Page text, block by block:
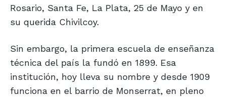
Rosario, Santa Fe, La Plata, 25 de Mayo y en
su querida Chivilcoy.
Sin embargo, la primera escuela de enseñanza
técnica del país la fundó en 1899. Esa
institución, hoy lleva su nombre y desde 1909
funciona en el barrio de Monserrat, en pleno